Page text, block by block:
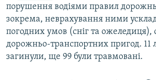
порушення водіями правил
зокрема, неврахування ними
погодних умов (сніг та ожеледиця),
дорожньо-транспортних пригод. 11
загинули, ще 99 були травмовані.